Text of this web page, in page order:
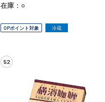
在庫：○
OPポイント対象 冷蔵
52